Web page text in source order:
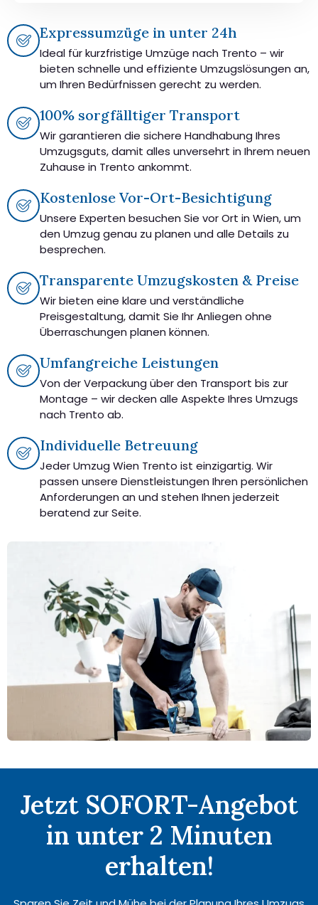
Expressumzüge in unter 24h
Ideal für kurzfristige Umzüge nach Trento – wir
bieten schnelle und effiziente Umzugslösungen an,
um Ihren Bedürfnissen gerecht zu werden.
100% sorgfälltiger Transport
Wir garantieren die sichere Handhabung Ihres
Umzugsguts, damit alles unversehrt in Ihrem neuen
Zuhause in Trento ankommt.
Kostenlose Vor-Ort-Besichtigung
Unsere Experten besuchen Sie vor Ort in Wien, um
den Umzug genau zu planen und alle Details zu
besprechen.
Transparente Umzugskosten & Preise
Wir bieten eine klare und verständliche
Preisgestaltung, damit Sie Ihr Anliegen ohne
Überraschungen planen können.
Umfangreiche Leistungen
Von der Verpackung über den Transport bis zur
Montage – wir decken alle Aspekte Ihres Umzugs
nach Trento ab.
Individuelle Betreuung
Jeder Umzug Wien Trento ist einzigartig. Wir
passen unsere Dienstleistungen Ihren persönlichen
Anforderungen an und stehen Ihnen jederzeit
beratend zur Seite.
Jetzt SOFORT-Angebot
in unter 2 Minuten
erhalten!